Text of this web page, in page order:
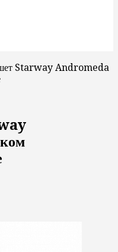
Starway Andromeda